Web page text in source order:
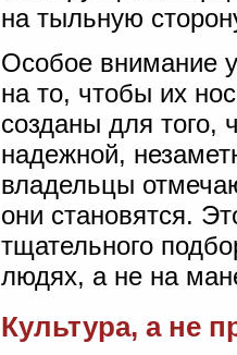
на тыльную
Особое внимание
на то, чтобы их
созданы для того,
надежной,
владельцы
они становятся.
тщательного
людях, а не на
Культура, а не